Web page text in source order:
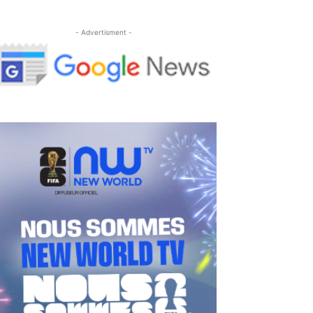
- Advertisment -